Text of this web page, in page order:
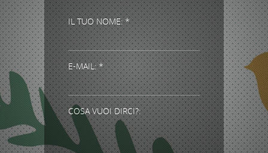
IL TUO NOME: *
E-MAIL: *
COSA VUOI DIRCI?: